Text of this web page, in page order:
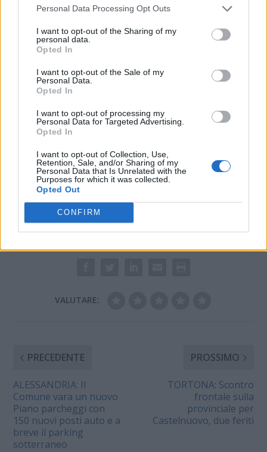
Personal Data Processing Opt Outs
I want to opt-out of the Sharing of my
personal data.
Opted In
I want to opt-out of the Sale of my
Personal Data.
Opted In
I want to opt-out of processing my
Personal Data for Targeted Advertising.
Opted In
I want to opt-out of Collection, Use,
Retention, Sale, and/or Sharing of my
Personal Data that Is Unrelated with the
Purposes for which it was collected.
Opted Out
CONFIRM
MONFERRATO:
Torchio d’Oro 2013,
venerdì 14 giugno la
Venerdì 14 giugno
saranno premiate le
aziende vincitrici del
concorso enologico
Torchio d’Oro 2013,
dall’Assessorato
all’Agricoltura di Casale
Monferrato. La
cerimonia si terrà al
Castello del
Monferrato (sale del
secondo piano) a
saranno presenti il
Pizzamiglio. Le
In "Valenza-Casale"
VALUTARE:
PRECEDENTE
ALESSANDRIA: Il
Comune vara un nuovo
Piano parcheggi con
150 nuovi posti auto e a
breve il parking
sotterraneo
PROSSIMO
TORTONA: Scontro
frontale sulla
provinciale per
Castelnuovo, due feriti